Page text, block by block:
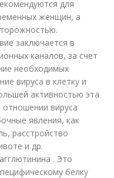
для
женщин, а
заключается в
каналов, за счет
необходимых
вируса в клетку и
активностью эта
отношении вируса
явления, как
расстройство
и др.
. Это
белку